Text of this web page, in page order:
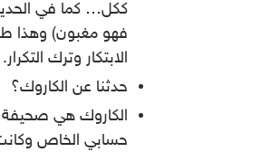
ككل… كما في
فهو مغبون) وهذا
الابتكار وترك التكرار.
حدثنا عن الكاروك؟
الكاروك هي صحيفة
حسابي الخاص